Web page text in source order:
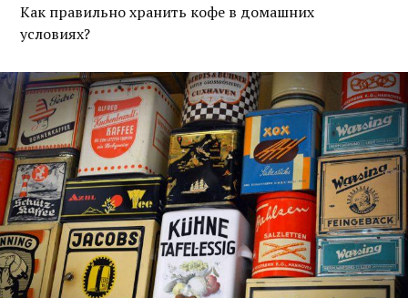
Как правильно хранить кофе в домашних
условиях?